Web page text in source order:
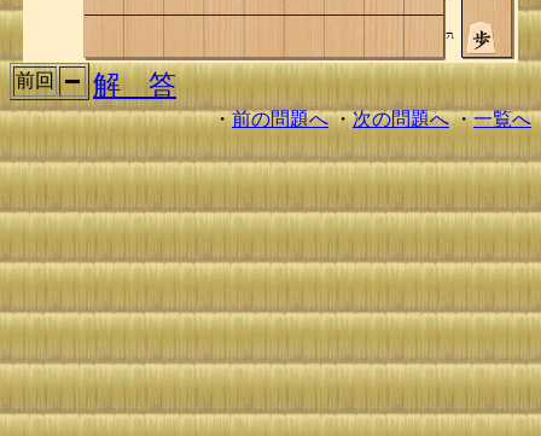
前回 解 答
・前の問題へ・次の問題へ・一覧へ